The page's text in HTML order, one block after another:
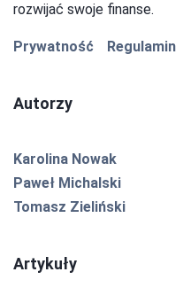
rozwijać swoje finanse.
Prywatność Regulamin
Autorzy
Karolina Nowak
Paweł Michalski
Tomasz Zieliński
Artykuły